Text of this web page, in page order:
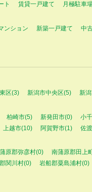
ト 賃貸一戸建て 月極駐車
ンション 新築一戸建て 中
区(3) 新潟市中央区(5) 新
柏崎市(5) 新発田市(0) 小
上越市(10) 阿賀野市(1) 佐
原郡弥彦村(0) 南蒲原郡田上
関川村(0) 岩船郡粟島浦村(0)